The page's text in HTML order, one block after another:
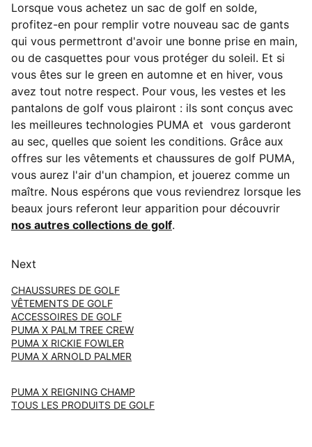
Lorsque vous achetez un sac de golf en solde,
profitez-en pour remplir votre nouveau sac de gants
qui vous permettront d'avoir une bonne prise en main,
ou de casquettes pour vous protéger du soleil. Et si
vous êtes sur le green en automne et en hiver, vous
avez tout notre respect. Pour vous, les vestes et les
pantalons de golf vous plairont : ils sont conçus avec
les meilleures technologies PUMA et vous garderont
au sec, quelles que soient les conditions. Grâce aux
offres sur les vêtements et chaussures de golf PUMA,
vous aurez l'air d'un champion, et jouerez comme un
maître. Nous espérons que vous reviendrez lorsque les
beaux jours referont leur apparition pour découvrir
nos autres collections de golf.
Next
CHAUSSURES DE GOLF
VÊTEMENTS DE GOLF
ACCESSOIRES DE GOLF
PUMA X PALM TREE CREW
PUMA X RICKIE FOWLER
PUMA X ARNOLD PALMER
PUMA X REIGNING CHAMP
TOUS LES PRODUITS DE GOLF